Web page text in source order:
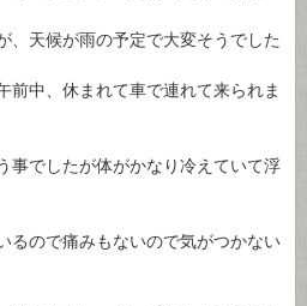
、天候が雨の予定で大変そうでした
前中、休まれて車で連れて来られま
事でしたが体がかなり冷えていて浮
るので痛みもないので気がつかない